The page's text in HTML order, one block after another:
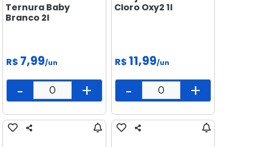
Ternura Baby
Branco 2l
R$ 7,99/un
- +
Cloro Oxy2 1l
R$ 11,99/un
- +